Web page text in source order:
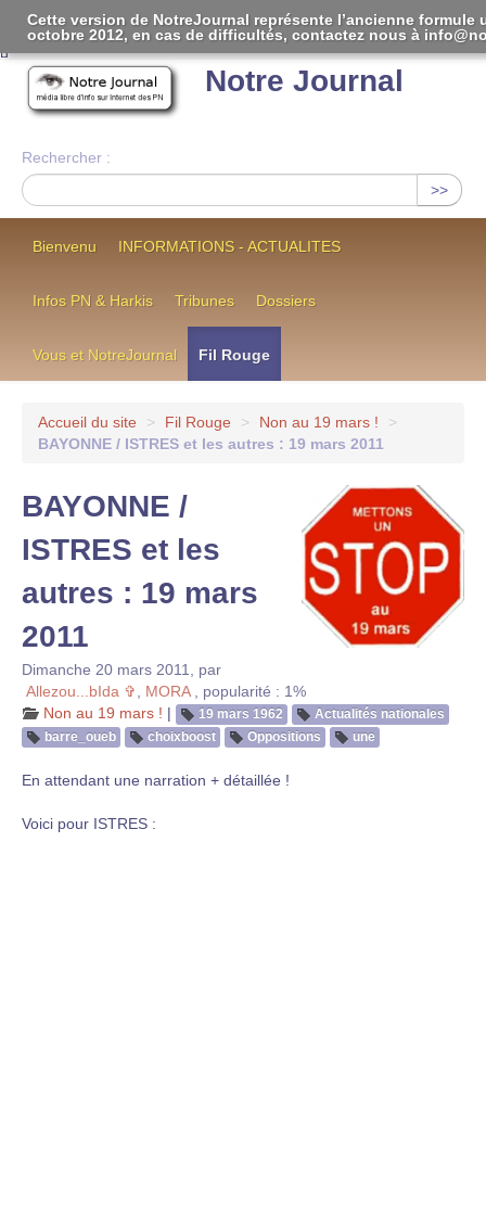
Notre Journal
Rechercher :
>>
Bienvenu INFORMATIONS - ACTUALITES
Infos PN & Harkis Tribunes Dossiers
Vous et NotreJournal Fil Rouge
Accueil du site > Fil Rouge > Non au 19 mars !
>
BAYONNE / ISTRES et les autres : 19 mars 2011
BAYONNE /
ISTRES et les
autres : 19 mars
2011
Dimanche 20 mars 2011
par
Allezou...bIda ✞
MORA
popularité : 1%
Non au 19 mars ! | 19 mars 1962
Actualités nationales
barre_oueb
choixboost Oppositions une
En attendant une narration + détaillée !
Voici pour ISTRES :
Cette version de NotreJournal représente l’ancienne formule
octobre 2012, en cas de difficultés, contactez nous à